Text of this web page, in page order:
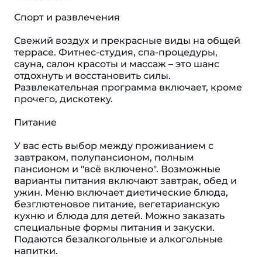
Спорт и развлечения
Свежий воздух и прекрасные виды на общей
террасе. Фитнес-студия, спа-процедуры,
сауна, салон красоты и массаж – это шанс
отдохнуть и восстановить силы.
Развлекательная программа включает, кроме
прочего, дискотеку.
Питание
У вас есть выбор между проживанием с
завтраком, полупансионом, полным
пансионом и "всё включено". Возможные
варианты питания включают завтрак, обед и
ужин. Меню включает диетические блюда,
безглютеновое питание, вегетарианскую
кухню и блюда для детей. Можно заказать
специальные формы питания и закуски.
Подаются безалкогольные и алкогольные
напитки.